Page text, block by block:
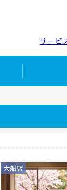
サービ
大船店